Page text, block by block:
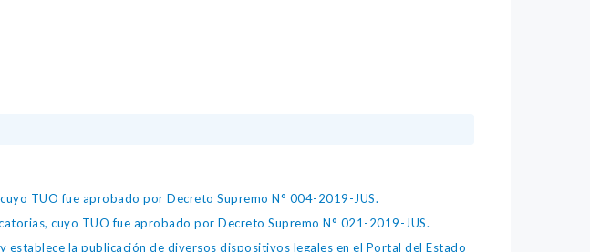
TUO fue aprobado por Decreto Supremo N° 004-2019-JUS.
cuyo TUO fue aprobado por Decreto Supremo N° 021-2019-JUS.
la publicación de diversos dispositivos legales en el Portal del Estado